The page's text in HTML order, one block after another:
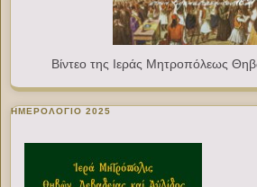
Βίντεο της Ιεράς Μητροπόλεως
ΗΜΕΡΟΛΟΓΙΟ 2025